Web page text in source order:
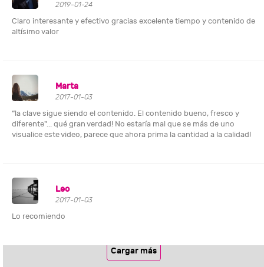
2019-01-24
Claro interesante y efectivo gracias excelente tiempo y contenido de
altísimo valor
Marta
2017-01-03
“la clave sigue siendo el contenido. El contenido bueno, fresco y
diferente"... qué gran verdad! No estaría mal que se más de uno
visualice este video, parece que ahora prima la cantidad a la calidad!
Leo
2017-01-03
Lo recomiendo
Cargar más